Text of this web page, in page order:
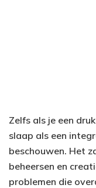
Zelfs als je een
slaap als een
beschouwen. Het
beheersen en
problemen die